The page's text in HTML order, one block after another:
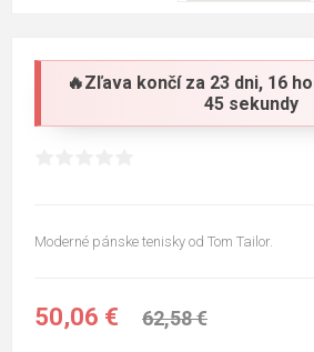
🔥Zľava končí za 23 dni, 16
44 sekundy
Moderné pánske tenisky od Tom Tailor.
50,06 € 62,58 €